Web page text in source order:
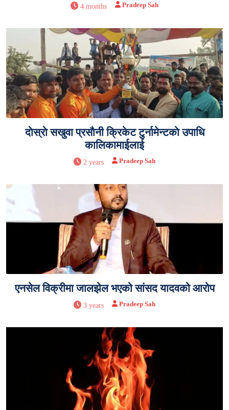
4 months Pradeep Sah
दाेस्राे सखुवा प्रसाैनी क्रिकेट टुर्नामेन्टकाे उपाधि
कालिकामाईलाई
2 years Pradeep Sah
एनसेल विक्रीमा जालझेल भएको सांसद यादवको आरोप
3 years Pradeep Sah